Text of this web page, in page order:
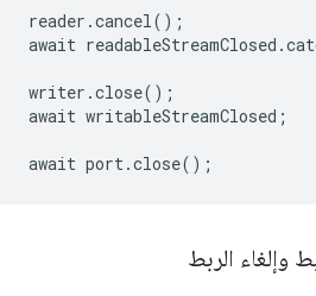
reader .cancel();
await readableStreamClosed .
writer .close();
await writableStreamClosed ;
await port.close();
وإلغاء الربط